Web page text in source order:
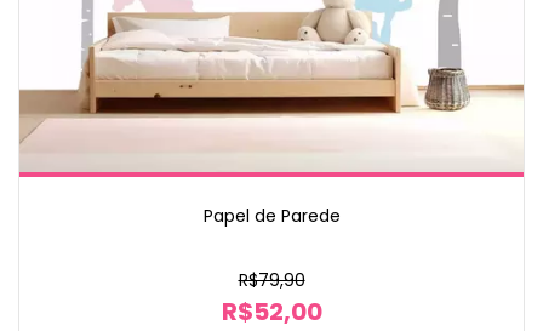
Papel de Parede
R$79,90
R$52,00